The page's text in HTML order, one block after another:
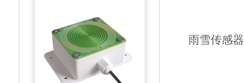
雨雪传感器